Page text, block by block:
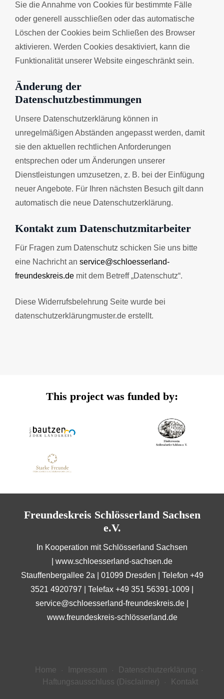
Sie die Annahme von Cookies für bestimmte Fälle
oder generell ausschließen oder das automatische
Löschen der Cookies beim Schließen des Browser
aktivieren. Werden Cookies desaktiviert, kann die
Funktionalität unserer Website eingeschränkt sein.
Änderung der
Datenschutzbestimmungen
Unsere Datenschutzerklärung können in
unregelmäßigen Abständen angepasst werden, damit
sie den aktuellen rechtlichen Anforderungen
entsprechen oder um Änderungen unserer
Dienstleistungen umzusetzen, z. B. bei der Einfügung
neuer Angebote. Für Ihren nächsten Besuch gilt dann
automatisch die neue Datenschutzerklärung.
Kontakt zum Datenschutzmitarbeiter
Für Fragen zum Datenschutz schicken Sie uns bitte
eine Nachricht an service@schloesserland-
freundeskreis.de mit dem Betreff „Datenschutz“.
Diese Widerrufsbelehrung Seite wurde bei
datenschutzerklärungmuster.de erstellt.
This project was funded by:
Freundeskreis Schlösserland Sachsen
e.V.
In Kooperation mit Schlösserland Sachsen
www.schloesserland-sachsen.de
Stauffenbergallee 2a | 01099 Dresden | Telefon +49
3521 4920797 | Telefax +49 351 56391-1009 |
service@schloesserland-freundeskreis.de
www.freundeskreis-schlösserland.de
Home Impressum
Datenschutzerklärung
Haftungsausschluss (Disclaimer)
Kontakt